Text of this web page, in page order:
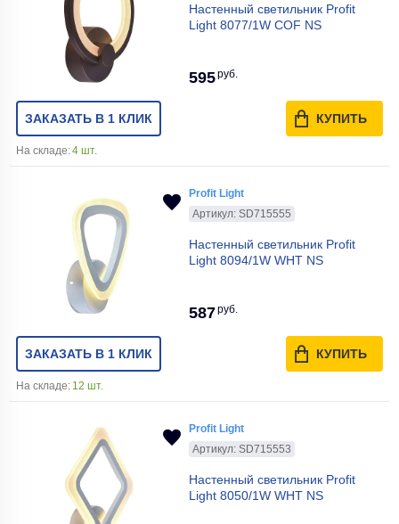
Настенный светильник Profit
Light 8077/1W COF NS
595руб.
ЗАКАЗАТЬ В 1 КЛИК КУПИТЬ
На складе:4 шт.
Profit Light
Артикул: SD715555
Настенный светильник Profit
Light 8094/1W WHT NS
587руб.
ЗАКАЗАТЬ В 1 КЛИК КУПИТЬ
На складе: 12 шт.
Profit Light
Артикул: SD715553
Настенный светильник Profit
Light 8050/1W WHT NS